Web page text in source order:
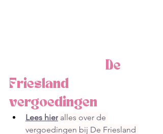
  De
Friesland
vergoedingen
Lees hier alles over de
vergoedingen bij De Friesland